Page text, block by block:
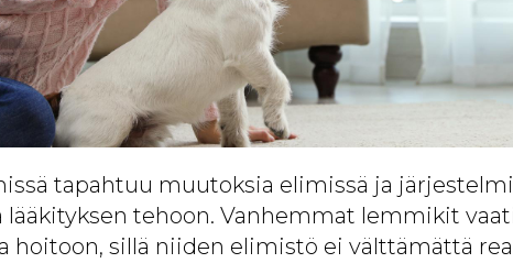
tapahtuu muutoksia elimissä ja
lääkityksen tehoon. Vanhemmat lemmikit
hoitoon, sillä niiden elimistö ei välttämättä